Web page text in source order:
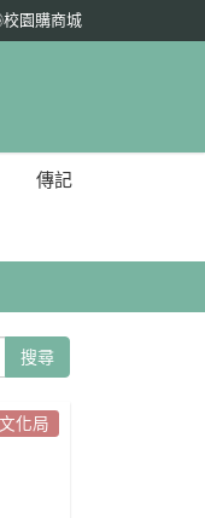
校園購商城
傳記
搜尋
化局